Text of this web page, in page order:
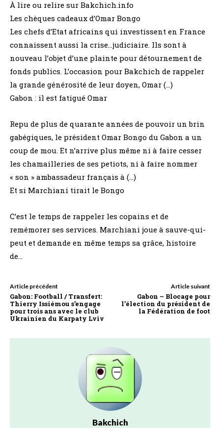
À lire ou relire sur Bakchich.info
Les chèques cadeaux d’Omar Bongo
Les chefs d’Etat africains qui investissent en France
connaissent aussi la crise…judiciaire. Ils sont à
nouveau l’objet d’une plainte pour détournement de
fonds publics. L’occasion pour Bakchich de rappeler
la grande générosité de leur doyen, Omar (…)
Gabon : il est fatigué Omar
Repu de plus de quarante années de pouvoir un brin
gabégiques, le président Omar Bongo du Gabon a un
coup de mou. Et n’arrive plus même ni à faire cesser
les chamailleries de ses petiots, ni à faire nommer
« son » ambassadeur français à (…)
Et si Marchiani tirait le Bongo
C’est le temps de rappeler les copains et de
remémorer ses services. Marchiani joue à sauve-qui-
peut et demande en même temps sa grâce, histoire
de…
Article précédent
Gabon: Football / Transfert:
Thierry Issiémou s’engage
pour trois ans avec le club
Ukrainien du Karpaty Lviv
Article suivant
Gabon – Blocage pour
l’élection du président de
la Fédération de foot
Bakchich